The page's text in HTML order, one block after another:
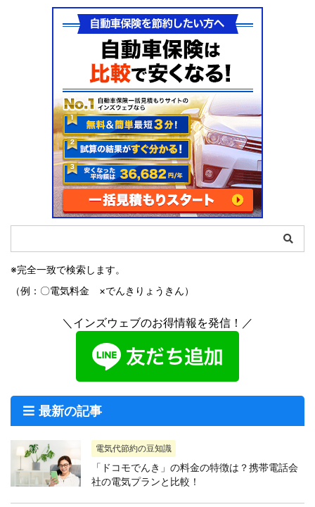
※完全一致で検索します。
（例：〇電気料金 ×でんきりょうきん）
＼インズウェブのお得情報を発信！／
最新の記事
電気代節約の豆知識
「ドコモでんき」の料金の特徴は？携帯電話会
社の電気プランと比較！